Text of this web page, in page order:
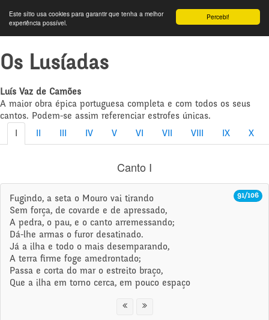
Percebi!
Este sítio usa cookies para garantir que tenha a melhor
experiência possível.
Os Lusíadas
Luís Vaz de Camões
A maior obra épica portuguesa completa e com todos os seus
cantos. Podem-se assim referenciar estrofes únicas.
IV V VI VII VIII IX X
Canto I
91/106
Fugindo, a seta o Mouro vai tirando
Sem força, de covarde e de apressado,
A pedra, o pau, e o canto arremessando;
Dá-lhe armas o furor desatinado.
Já a ilha e todo o mais desemparando,
A terra firme foge amedrontado;
Passa e corta do mar o estreito braço,
Que a ilha em torno cerca, em pouco espaço